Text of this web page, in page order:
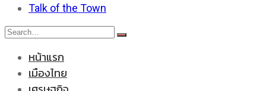
Talk of the Town
หน้าแรก
เมืองไทย